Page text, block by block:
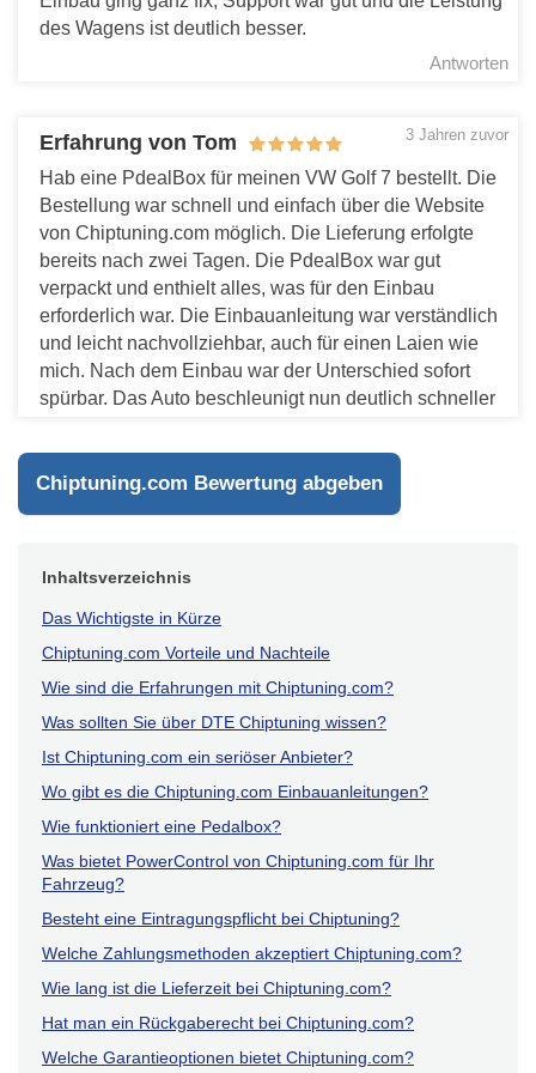
des Wagens ist deutlich besser.
Antworten
Erfahrung von Tom 3 Jahren zuvor
Hab eine PdealBox für meinen VW Golf 7 bestellt. Die
Bestellung war schnell und einfach über die Website
von Chiptuning.com möglich. Die Lieferung erfolgte
bereits nach zwei Tagen. Die PdealBox war gut
verpackt und enthielt alles, was für den Einbau
erforderlich war. Die Einbauanleitung war verständlich
und leicht nachvollziehbar, auch für einen Laien wie
mich. Nach dem Einbau war der Unterschied sofort
spürbar. Das Auto beschleunigt nun deutlich schneller
Chiptuning.com Bewertung abgeben
Inhaltsverzeichnis
Das Wichtigste in Kürze
Chiptuning.com Vorteile und Nachteile
Wie sind die Erfahrungen mit Chiptuning.com?
Was sollten Sie über DTE Chiptuning wissen?
Ist Chiptuning.com ein seriöser Anbieter?
Wo gibt es die Chiptuning.com Einbauanleitungen?
Wie funktioniert eine Pedalbox?
Was bietet PowerControl von Chiptuning.com für Ihr
Fahrzeug?
Besteht eine Eintragungspflicht bei Chiptuning?
Welche Zahlungsmethoden akzeptiert Chiptuning.com?
Wie lang ist die Lieferzeit bei Chiptuning.com?
Hat man ein Rückgaberecht bei Chiptuning.com?
Welche Garantieoptionen bietet Chiptuning.com?